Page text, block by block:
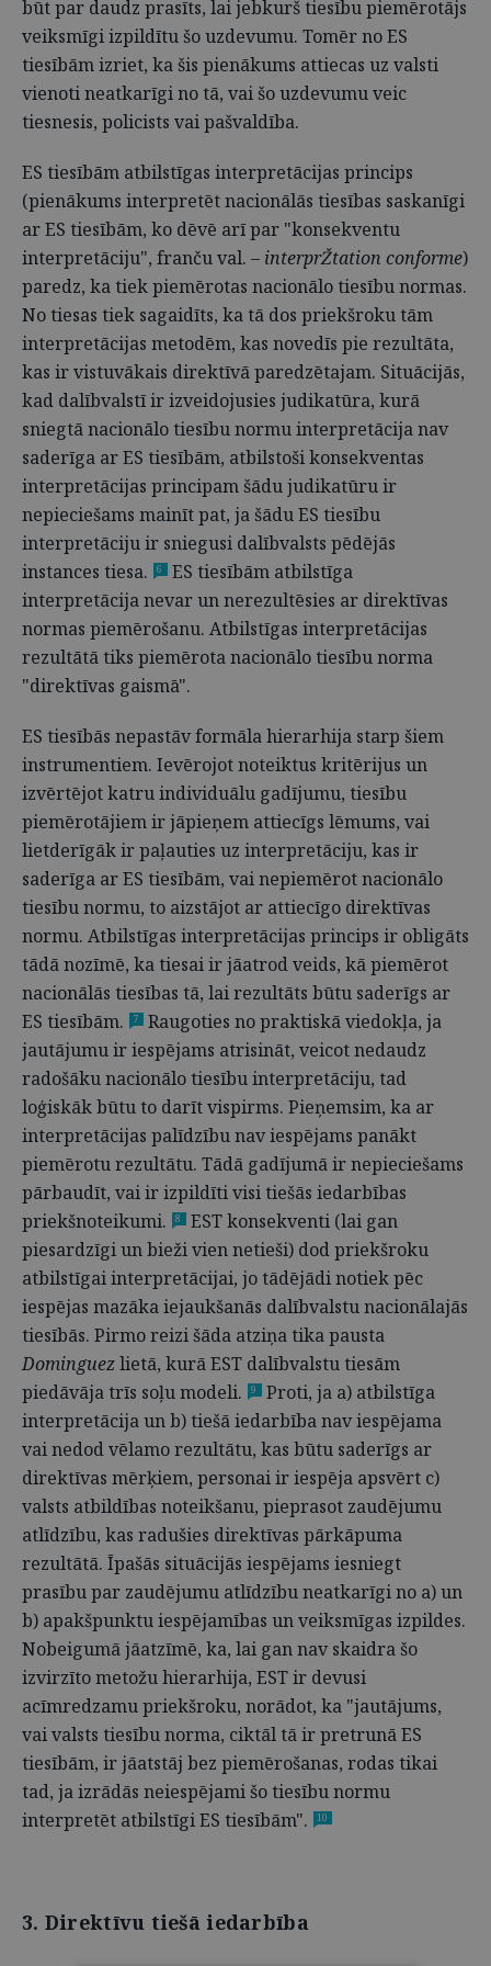
būt par daudz prasīts, lai jebkurš tiesību piemērotājs
veiksmīgi izpildītu šo uzdevumu. Tomēr no ES
tiesībām izriet, ka šis pienākums attiecas uz valsti
vienoti neatkarīgi no tā, vai šo uzdevumu veic
tiesnesis, policists vai pašvaldība.
ES tiesībām atbilstīgas interpretācijas princips
(pienākums interpretēt nacionālās tiesības saskanīgi
ar ES tiesībām, ko dēvē arī par "konsekventu
interpretāciju", franču val. – interprŽtation conforme)
paredz, ka tiek piemērotas nacionālo tiesību normas.
No tiesas tiek sagaidīts, ka tā dos priekšroku tām
interpretācijas metodēm, kas novedīs pie rezultāta,
kas ir vistuvākais direktīvā paredzētajam. Situācijās,
kad dalībvalstī ir izveidojusies judikatūra, kurā
sniegtā nacionālo tiesību normu interpretācija nav
saderīga ar ES tiesībām, atbilstoši konsekventas
interpretācijas principam šādu judikatūru ir
nepieciešams mainīt pat, ja šādu ES tiesību
interpretāciju ir sniegusi dalībvalsts pēdējās
instances tiesa.
6
ES tiesībām atbilstīga
interpretācija nevar un nerezultēsies ar direktīvas
normas piemērošanu. Atbilstīgas interpretācijas
rezultātā tiks piemērota nacionālo tiesību norma
"direktīvas gaismā".
ES tiesībās nepastāv formāla hierarhija starp šiem
instrumentiem. Ievērojot noteiktus kritērijus un
izvērtējot katru individuālu gadījumu, tiesību
piemērotājiem ir jāpieņem attiecīgs lēmums, vai
lietderīgāk ir paļauties uz interpretāciju, kas ir
saderīga ar ES tiesībām, vai nepiemērot nacionālo
tiesību normu, to aizstājot ar attiecīgo direktīvas
normu. Atbilstīgas interpretācijas princips ir obligāts
tādā nozīmē, ka tiesai ir jāatrod veids, kā piemērot
nacionālās tiesības tā, lai rezultāts būtu saderīgs ar
ES tiesībām.
7
Raugoties no praktiskā viedokļa, ja
jautājumu ir iespējams atrisināt, veicot nedaudz
radošāku nacionālo tiesību interpretāciju, tad
loģiskāk būtu to darīt vispirms. Pieņemsim, ka ar
interpretācijas palīdzību nav iespējams panākt
piemērotu rezultātu. Tādā gadījumā ir nepieciešams
pārbaudīt, vai ir izpildīti visi tiešās iedarbības
priekšnoteikumi.
8
EST konsekventi (lai gan
piesardzīgi un bieži vien netieši) dod priekšroku
atbilstīgai interpretācijai, jo tādējādi notiek pēc
iespējas mazāka iejaukšanās dalībvalstu nacionālajās
tiesībās. Pirmo reizi šāda atziņa tika pausta
Dominguezlietā, kurā EST dalībvalstu tiesām
piedāvāja trīs soļu modeli.
9
Proti, ja a) atbilstīga
interpretācija un b) tiešā iedarbība nav iespējama
vai nedod vēlamo rezultātu, kas būtu saderīgs ar
direktīvas mērķiem, personai ir iespēja apsvērt c)
valsts atbildības noteikšanu, pieprasot zaudējumu
atlīdzību, kas radušies direktīvas pārkāpuma
rezultātā. Īpašās situācijās iespējams iesniegt
prasību par zaudējumu atlīdzību neatkarīgi no a) un
b) apakšpunktu iespējamības un veiksmīgas izpildes.
Nobeigumā jāatzīmē, ka, lai gan nav skaidra šo
izvirzīto metožu hierarhija, EST ir devusi
acīmredzamu priekšroku, norādot, ka "jautājums,
vai valsts tiesību norma, ciktāl tā ir pretrunā ES
tiesībām, ir jāatstāj bez piemērošanas, rodas tikai
tad, ja izrādās neiespējami šo tiesību normu
interpretēt atbilstīgi ES tiesībām".
10
3. Direktīvu tiešā iedarbība